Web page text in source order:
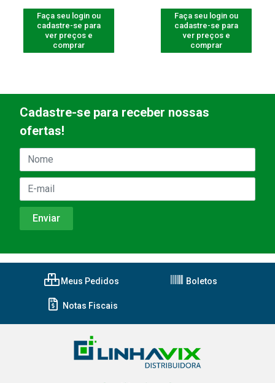
Faça seu login ou
cadastre-se para
ver preços e
comprar
Faça seu login ou
cadastre-se para
ver preços e
comprar
Cadastre-se para receber nossas
ofertas!
Meus Pedidos Boletos
Notas Fiscais